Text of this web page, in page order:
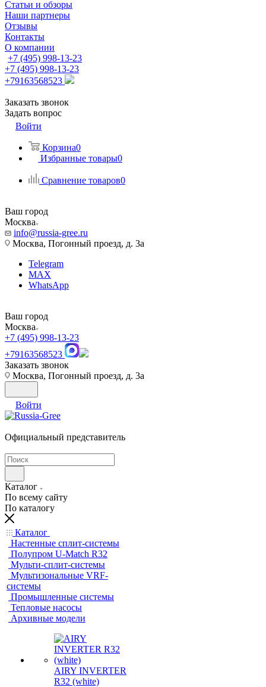
Статьи и обзоры
Наши партнеры
Отзывы
Контакты
О компании
+7 (495) 998-13-23
+7 (495) 998-13-23
+79163568523
Заказать звонок
Задать вопрос
Войти
Корзина0
Избранные товары0
Сравнение товаров0
Ваш город
Москва
info@russia-gree.ru
Москва, Погонный проезд, д. 3а
Telegram
MAX
WhatsApp
Ваш город
Москва
+7 (495) 998-13-23
+79163568523
Заказать звонок
Москва, Погонный проезд, д. 3а
Войти
Официальный представитель
Каталог
По всему сайту
По каталогу
Каталог
Настенные сплит-системы
Полупром U-Match R32
Мульти-сплит-системы
Мультизональные VRF-
системы
Промышленные системы
Тепловые насосы
Архивные модели
AIRY INVERTER
R32 (white)